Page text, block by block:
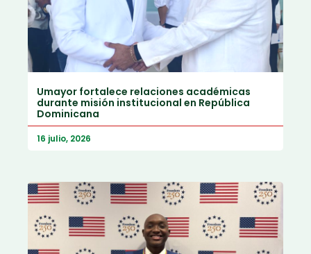
Umayor fortalece relaciones académicas
durante misión institucional en República
Dominicana
16 julio, 2026